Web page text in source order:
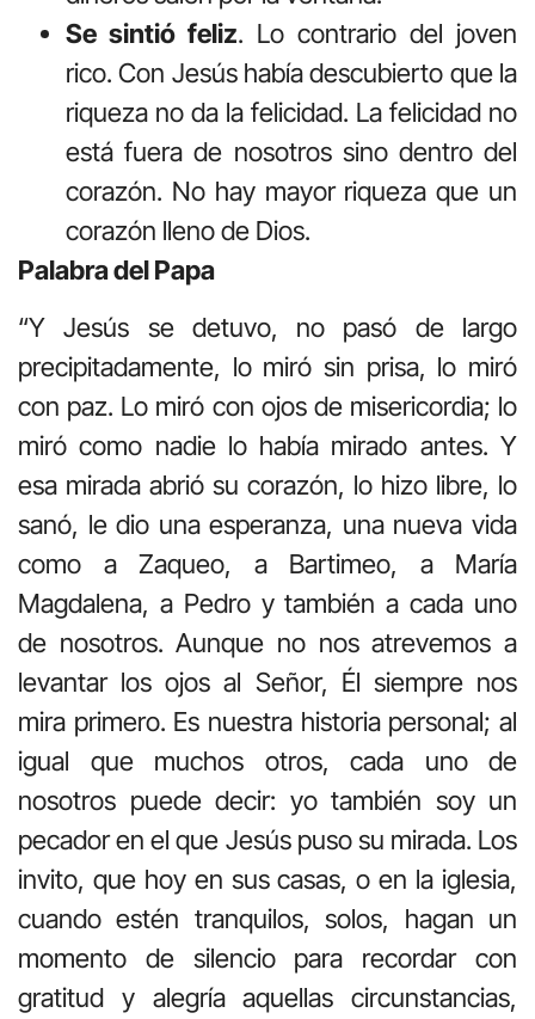
Se sintió feliz. Lo contrario del joven
rico. Con Jesús había descubierto que la
riqueza no da la felicidad. La felicidad no
está fuera de nosotros sino dentro del
corazón. No hay mayor riqueza que un
corazón lleno de Dios.
Palabra del Papa
“Y Jesús se detuvo, no pasó de largo
precipitadamente, lo miró sin prisa, lo miró
con paz. Lo miró con ojos de misericordia; lo
miró como nadie lo había mirado antes. Y
esa mirada abrió su corazón, lo hizo libre, lo
sanó, le dio una esperanza, una nueva vida
como a Zaqueo, a Bartimeo, a María
Magdalena, a Pedro y también a cada uno
de nosotros. Aunque no nos atrevemos a
levantar los ojos al Señor, Él siempre nos
mira primero. Es nuestra historia personal; al
igual que muchos otros, cada uno de
nosotros puede decir: yo también soy un
pecador en el que Jesús puso su mirada. Los
invito, que hoy en sus casas, o en la iglesia,
cuando estén tranquilos, solos, hagan un
momento de silencio para recordar con
gratitud y alegría aquellas circunstancias,